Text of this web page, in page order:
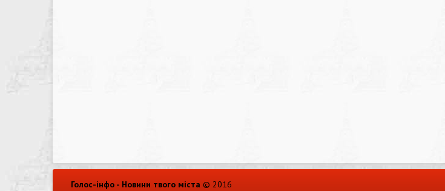
Голос-інфо - Новини твого міста © 2016